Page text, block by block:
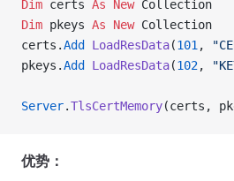
Dim certs As New Collection
Dim pkeys As New Collection
certs.Add LoadResData(101 ,
pkeys.Add LoadResData(102,
Server.TlsCertMemory(certs,
优势：